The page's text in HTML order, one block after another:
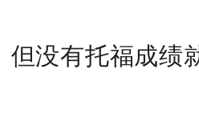
但没有托福成绩